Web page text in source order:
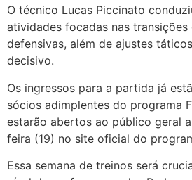
O técnico Lucas Piccinato
atividades focadas nas transições
defensivas, além de ajustes
decisivo.
Os ingressos para a partida já
sócios adimplentes do programa
estarão abertos ao público geral
feira (19) no site oficial do
Essa semana de treinos será